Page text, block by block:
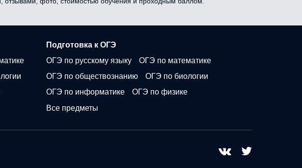
Подготовка к ОГЭ
ОГЭ по русскому языку
ОГЭ по математике
ОГЭ по обществознанию
ОГЭ по биологии
ОГЭ по информатике
ОГЭ по физике
Все предметы